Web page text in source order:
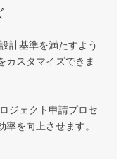
計基準を満たすよう
カスタマイズできま
ジェクト申請プロセ
を向上させます。